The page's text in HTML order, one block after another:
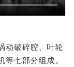
动破碎腔、叶轮
等七部分组成。